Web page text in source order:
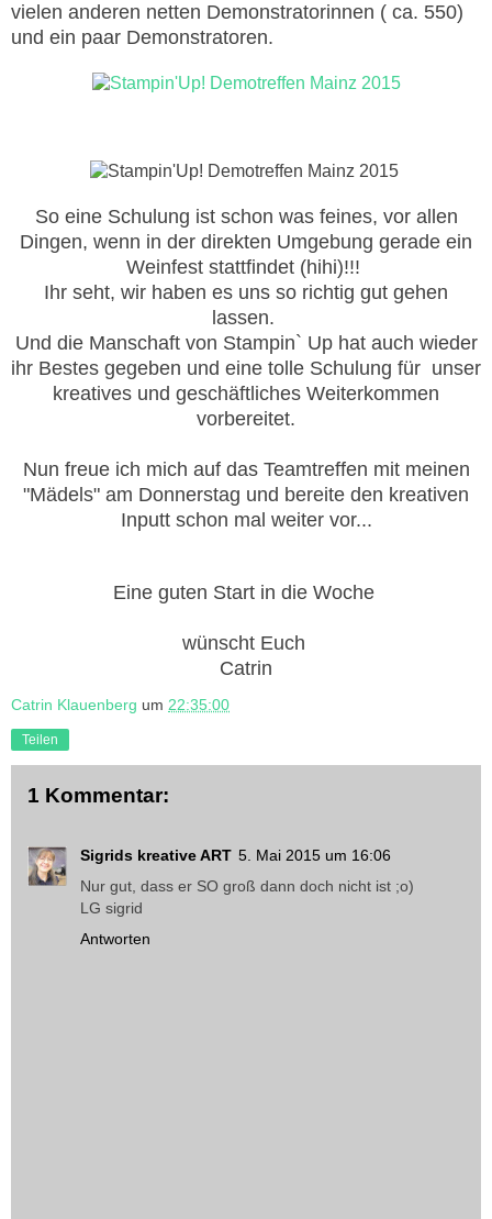
vielen anderen netten Demonstratorinnen ( ca. 550)
und ein paar Demonstratoren.
So eine Schulung ist schon was feines, vor allen
Dingen, wenn in der direkten Umgebung gerade ein
Weinfest stattfindet (hihi)!!!
Ihr seht, wir haben es uns so richtig gut gehen
lassen.
Und die Manschaft von Stampin` Up hat auch wieder
ihr Bestes gegeben und eine tolle Schulung für unser
kreatives und geschäftliches Weiterkommen
vorbereitet.
Nun freue ich mich auf das Teamtreffen mit meinen
"Mädels" am Donnerstag und bereite den kreativen
Inputt schon mal weiter vor...
Eine guten Start in die Woche
wünscht Euch
Catrin
Catrin Klauenberg um 22:35:00
Teilen
1 Kommentar:
Sigrids kreative ART 5. Mai 2015 um 16:06
Nur gut, dass er SO groß dann doch nicht ist ;o)
LG sigrid
Antworten